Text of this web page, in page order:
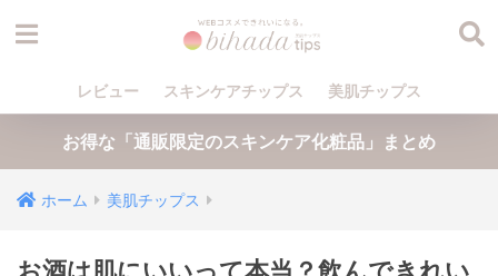
レビュー スキンケアチップス 美肌チップス
お得な「通販限定のスキンケア化粧品」まとめ
ホーム 美肌チップス